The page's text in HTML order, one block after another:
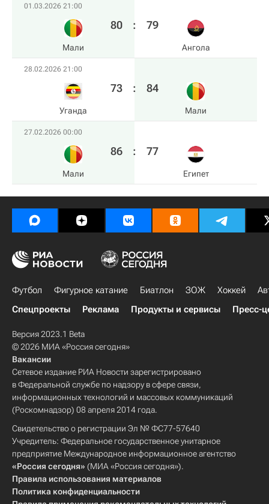
01.03.2026 21:00
Мали
80 : 79
Ангола
28.02.2026 21:00
Уганда
73 : 84
Мали
27.02.2026 00:00
Мали
86 : 77
Египет
Футбол Фигурное катание Биатлон ЗОЖ Хоккей
Спецпроекты
Реклама Продукты и сервисы Пресс-
Версия 2023.1 Beta
© 2026 МИА «Россия сегодня»
Вакансии
Сетевое издание РИА Новости зарегистрировано
в Федеральной службе по надзору в сфере связи,
информационных технологий и массовых коммуникаций
(Роскомнадзор) 08 апреля 2014 года.
Свидетельство о регистрации Эл № ФС77-57640
Учредитель: Федеральное государственное унитарное
предприятие Международное информационное агентство
«Россия сегодня» (МИА «Россия сегодня»).
Правила использования материалов
Политика конфиденциальности